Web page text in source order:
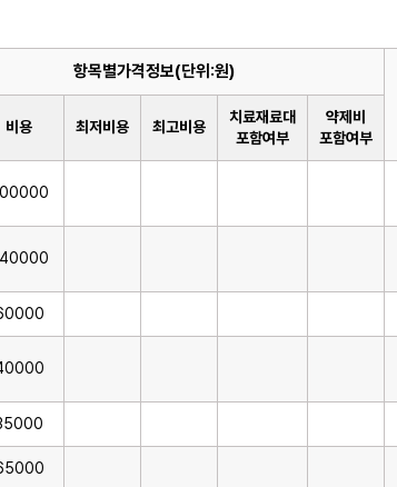
항목별가격정보(단위:원)
비용 최저비용 최고비용
치료재료대
포함여부
약제비
포함여부